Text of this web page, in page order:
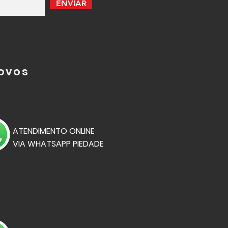
ENVIAR
ATENDIMENTO ONLINE
VIA WHATSAPP PIEDADE